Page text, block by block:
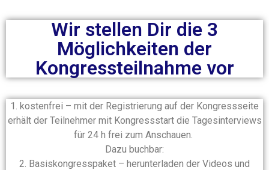
Wir stellen Dir die 3
Möglichkeiten der
Kongressteilnahme vor
1. kostenfrei – mit der Registrierung auf der Kongressseite
erhält der Teilnehmer mit Kongressstart die Tagesinterviews
für 24 h frei zum Anschauen.
Dazu buchbar:
2. Basiskongresspaket – herunterladen der Videos und